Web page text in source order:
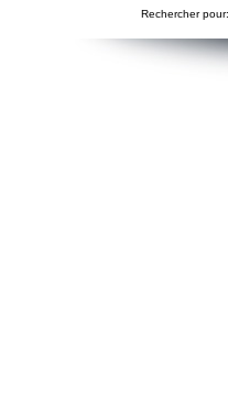
Rechercher pour: